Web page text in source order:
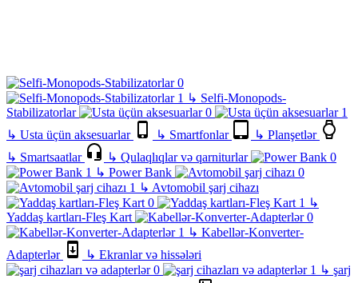
↳ Selfi-Monopods-
Stabilizatorlar
↳ Usta üçün aksesuarlar ↳ Smartfonlar ↳ Planşetlər
↳ Smartsaatlar ↳ Qulaqlıqlar və qarniturlar
↳ Power Bank
↳ Avtomobil şarj cihazı
↳
Yaddaş kartları-Fleş Kart
↳ Kabellər-Konverter-
Adapterlər
↳ Ekranlar və hissələri
↳ şarj